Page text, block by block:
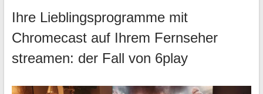
Ihre Lieblingsprogramme mit
Chromecast auf Ihrem Fernseher
streamen: der Fall von 6play